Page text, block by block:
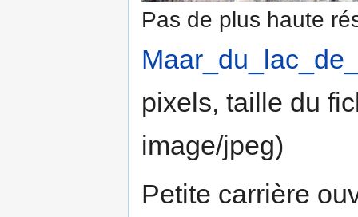
Pas de plus haute
pixels, taille du
image/jpeg)
Petite carrière